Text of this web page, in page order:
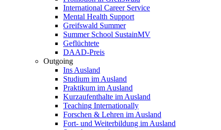
International Career Service
Mental Health Support
Greifswald Summer
Summer School SustainMV
Geflüchtete
DAAD-Preis
Outgoing
Ins Ausland
Studium im Ausland
Praktikum im Ausland
Kurzaufenthalte im Ausland
Teaching Internationally
Forschen & Lehren im Ausland
Fort- und Weiterbildung im Ausland